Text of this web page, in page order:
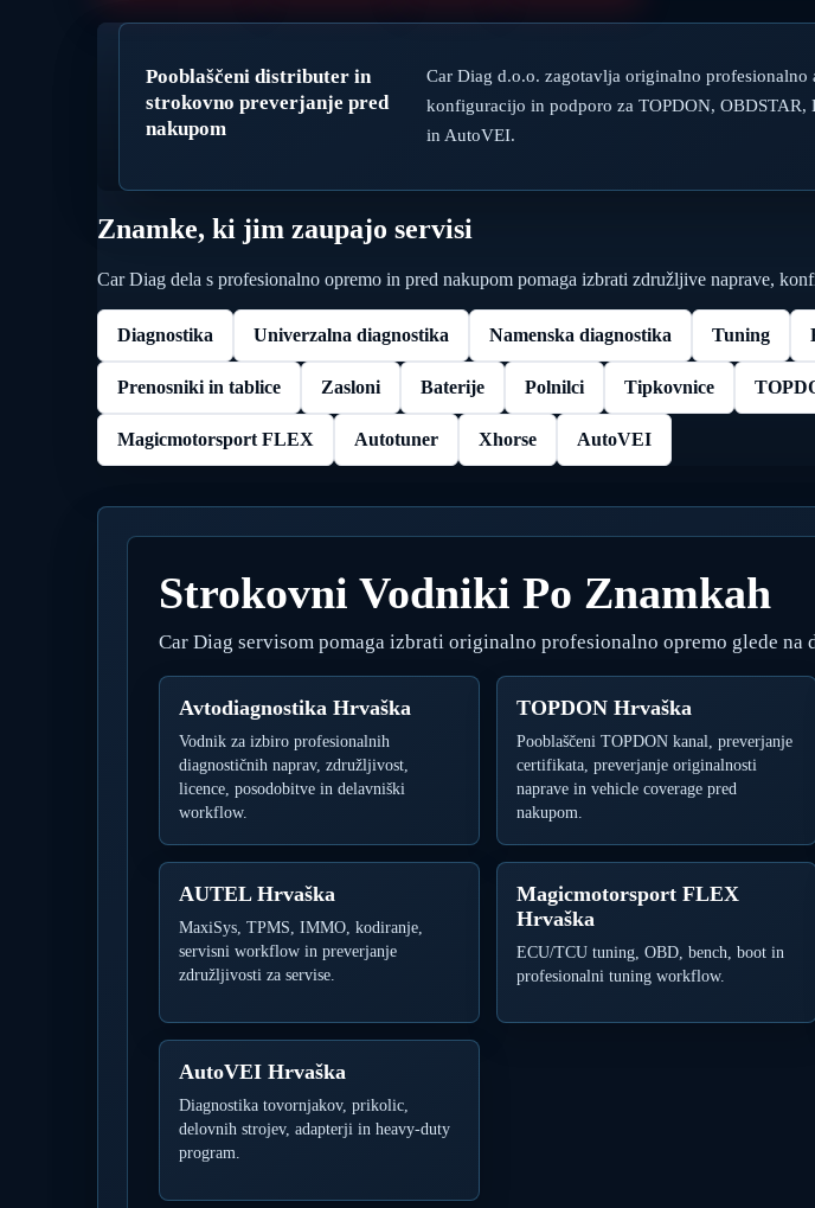
Pooblaščeni distributer in
strokovno preverjanje pred
nakupom
Car Diag d.o.o. zagotavlja originalno
konfiguracijo in podporo za TOPDON,
in AutoVEI.
Znamke, ki jim zaupajo servisi
Car Diag dela s profesionalno opremo in pred nakupom pomaga izbrati združljive naprave,
Diagnostika Univerzalna diagnostika Namenska diagnostika Tuning
Prenosniki in tablice Zasloni Baterije Polnilci Tipkovnice
Magicmotorsport FLEX Autotuner Xhorse AutoVEI
Strokovni Vodniki Po Znamkah
Car Diag servisom pomaga izbrati originalno profesionalno opremo glede
Avtodiagnostika Hrvaška
Vodnik za izbiro profesionalnih
diagnostičnih naprav, združljivost,
licence, posodobitve in delavniški
workflow.
TOPDON Hrvaška
Pooblaščeni TOPDON kanal, preverjanje
certifikata, preverjanje originalnosti
naprave in vehicle coverage pred
nakupom.
AUTEL Hrvaška
MaxiSys, TPMS, IMMO, kodiranje,
servisni workflow in preverjanje
združljivosti za servise.
Magicmotorsport FLEX
Hrvaška
ECU/TCU tuning, OBD, bench, boot in
profesionalni tuning workflow.
AutoVEI Hrvaška
Diagnostika tovornjakov, prikolic,
delovnih strojev, adapterji in heavy-duty
program.